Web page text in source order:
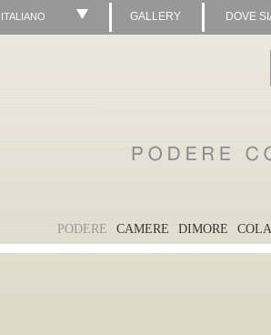
ITALIANO GALLERY DOVE
PODERE CAMERE DIMORE